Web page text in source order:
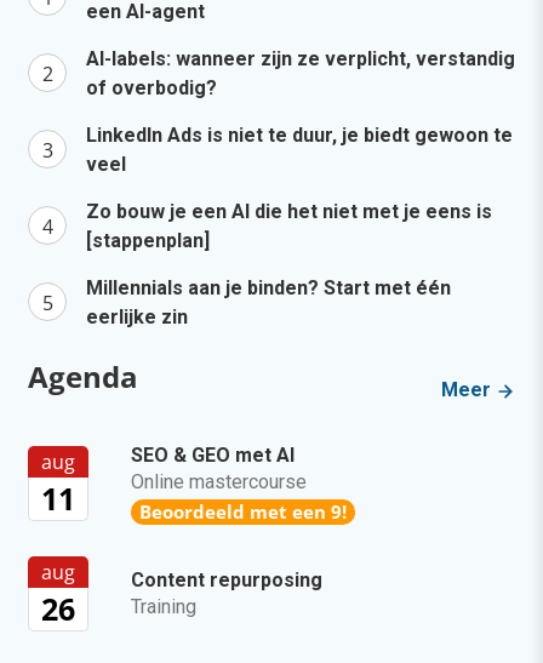
een AI-agent
AI-labels: wanneer zijn ze verplicht, verstandig
of overbodig?
LinkedIn Ads is niet te duur, je biedt gewoon te
veel
Zo bouw je een AI die het niet met je eens is
[stappenplan]
Millennials aan je binden? Start met één
eerlijke zin
Agenda Meer
aug
11
SEO & GEO met AI
Online mastercourse
Beoordeeld met een 9!
aug
26
Content repurposing
Training